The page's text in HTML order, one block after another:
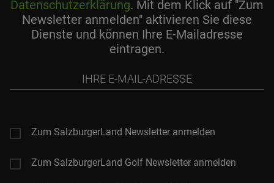
Datenschutzerklärung. Mit dem Klick auf "Zum
Newsletter anmelden" aktivieren Sie diese
Dienste und können Ihre E-Mailadresse
eintragen.
Mail-
Zum SalzburgerLand Newsletter anmelden
Zum SalzburgerLand Golf Newsletter anmelden